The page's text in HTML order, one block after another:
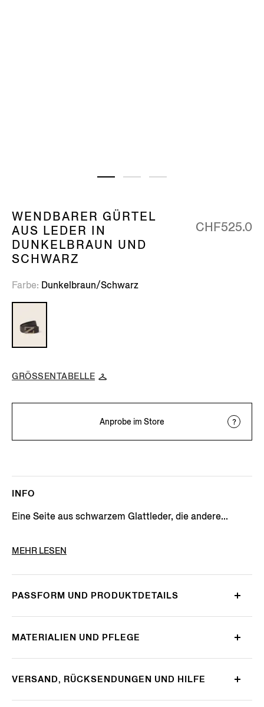
WENDBARER GÜRTEL
AUS LEDER IN
DUNKELBRAUN UND
SCHWARZ
CHF525.0
Farbe Dunkelbraun/Schwarz
GRÖSSENTABELLE
Anprobe im Store
INFO
Eine Seite aus schwarzem Glattleder, die andere...
PRODUKTNUMMER
MEHR LESEN
PASSFORM UND PRODUKTDETAILS
MATERIALIEN UND PFLEGE
VERSAND, RÜCKSENDUNGEN UND HILFE